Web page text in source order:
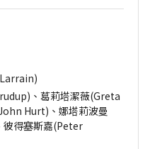
、葛莉塔潔薇(Greta
Hurt)、娜塔莉波曼
得塞斯嘉(Peter